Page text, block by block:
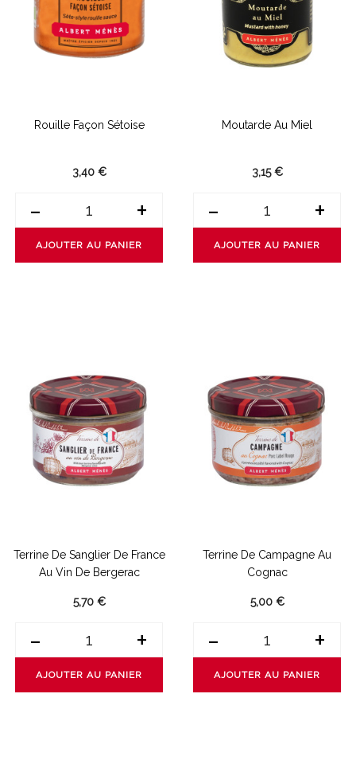
Rouille Façon Sétoise
3,40 €
- +
AJOUTER AU PANIER
Moutarde Au Miel
3,15 €
- +
AJOUTER AU PANIER
Terrine De Sanglier De France
Au Vin De Bergerac
5,70 €
- +
AJOUTER AU PANIER
Terrine De Campagne Au
Cognac
5,00 €
- +
AJOUTER AU PANIER